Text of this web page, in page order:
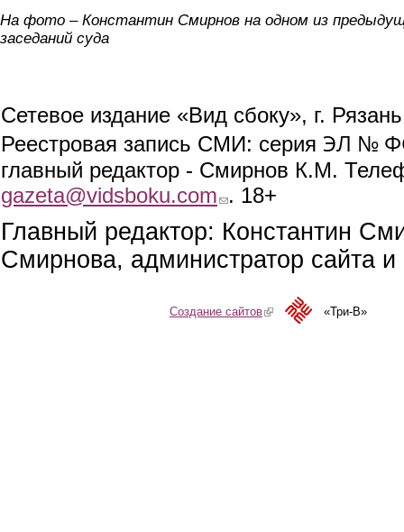
На фото – Константин Смирнов на одном из
заседаний суда
Сетевое издание «Вид сбоку», г.
Реестровая запись СМИ: серия ЭЛ №
главный редактор - Смирнов К.М.
gazeta@vidsboku.com (link sends e-mail)
. 18+
Главный редактор: Константин
Смирнова, администратор сайта
Создание сайтов(link is external)«Три-В»